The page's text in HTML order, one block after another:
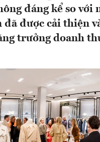
đáng kể so với
được cải thiện
trưởng doanh